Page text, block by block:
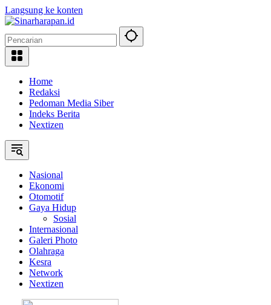
Langsung ke konten
Home
Redaksi
Pedoman Media Siber
Indeks Berita
Nextizen
Nasional
Ekonomi
Otomotif
Gaya Hidup
Sosial
Internasional
Galeri Photo
Olahraga
Kesra
Network
Nextizen